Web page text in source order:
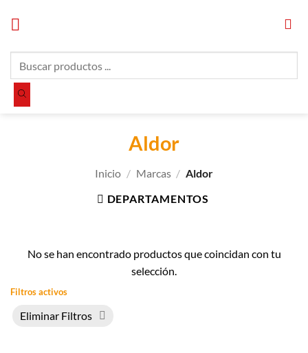
productos
Aldor
Inicio / Marcas / Aldor
DEPARTAMENTOS
No se han encontrado productos que coincidan con tu
selección.
Filtros activos
Eliminar Filtros